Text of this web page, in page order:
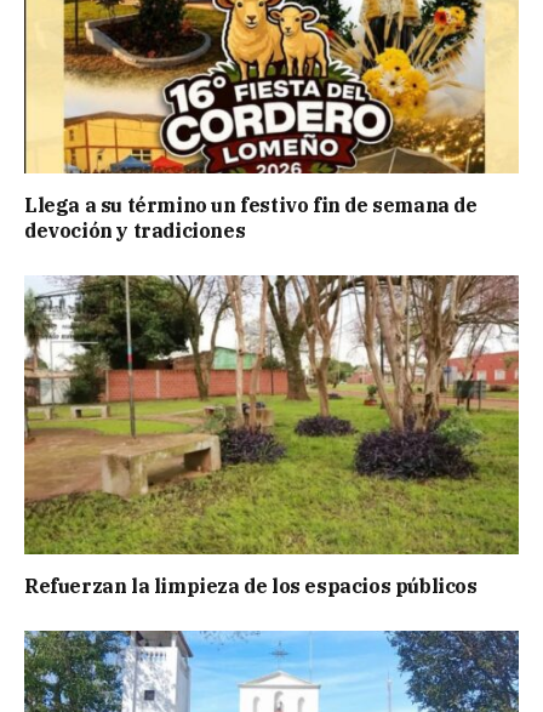
Llega a su término un festivo fin de semana de
devoción y tradiciones
Refuerzan la limpieza de los espacios públicos